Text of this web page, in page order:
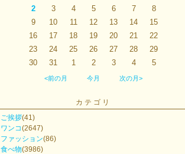
2
3 4 5 6 7
8
9
10 11 12 13 14
15
16
17 18 19 20 21
22
23
24 25 26 27 28
29
30
31 1 2 3 4 5
<前の月 今月 次の月>
カテゴリ
ご挨拶(41)
ワンコ(2647)
ファッション(86)
食べ物(3986)